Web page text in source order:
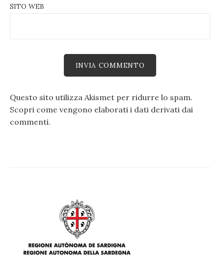
SITO WEB
Questo sito utilizza Akismet per ridurre lo spam.
Scopri come vengono elaborati i dati derivati dai
commenti.